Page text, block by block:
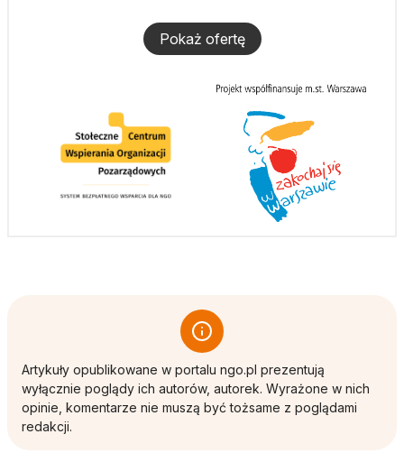
Pokaż ofertę
Artykuły opublikowane w portalu ngo.pl prezentują
wyłącznie poglądy ich autorów, autorek. Wyrażone w nich
opinie, komentarze nie muszą być tożsame z poglądami
redakcji.